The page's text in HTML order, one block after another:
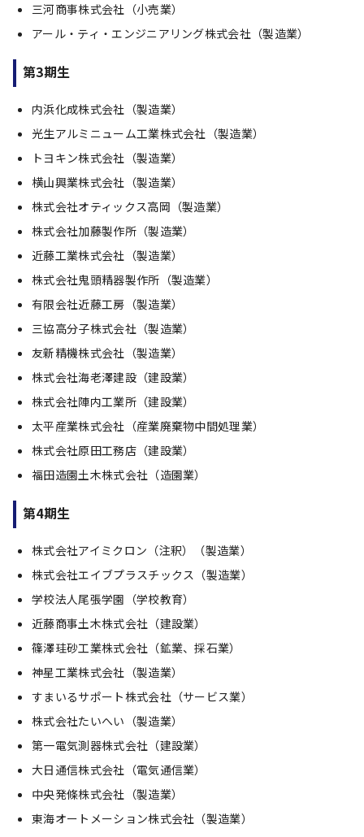
三河商事株式会社（小売業）
アール・ティ・エンジニアリング株式会社（製造業）
第3期生
内浜化成株式会社（製造業）
光生アルミニューム工業株式会社（製造業）
トヨキン株式会社（製造業）
横山興業株式会社（製造業）
株式会社オティックス高岡（製造業）
株式会社加藤製作所（製造業）
近藤工業株式会社（製造業）
株式会社鬼頭精器製作所（製造業）
有限会社近藤工房（製造業）
三協高分子株式会社（製造業）
友新精機株式会社（製造業）
株式会社海老澤建設（建設業）
株式会社陣内工業所（建設業）
太平産業株式会社（産業廃棄物中間処理業）
株式会社原田工務店（建設業）
福田造園土木株式会社（造園業）
第4期生
株式会社アイミクロン（注釈）（製造業）
株式会社エイブプラスチックス（製造業）
学校法人尾張学園（学校教育）
近藤商事土木株式会社（建設業）
篠澤珪砂工業株式会社（鉱業、採石業）
神星工業株式会社（製造業）
すまいるサポート株式会社（サービス業）
株式会社たいへい（製造業）
第一電気測器株式会社（建設業）
大日通信株式会社（電気通信業）
中央発條株式会社（製造業）
東海オートメーション株式会社（製造業）